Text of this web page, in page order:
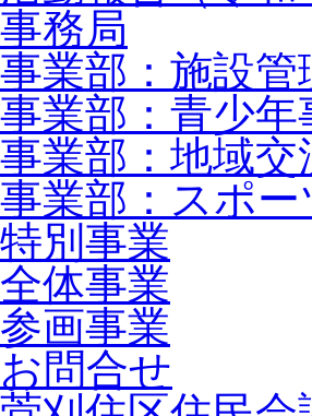
事務局
事業部：施設管
事業部：青少年
事業部：地域交
事業部：スポ
特別事業
全体事業
参画事業
お問合せ